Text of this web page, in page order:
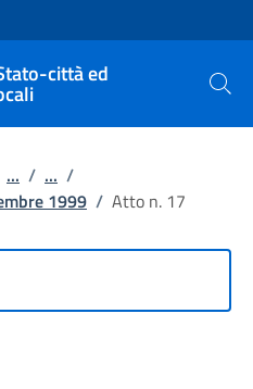
città ed
Cerca
... / ... /
1999 / Atto n. 17